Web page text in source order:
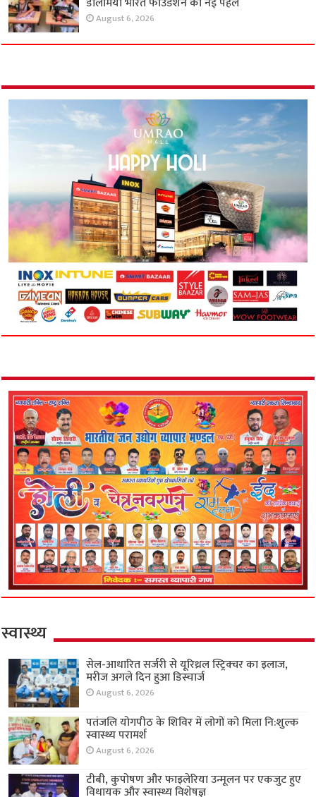
August 6, 2026
स्वास्थ्य
सेल-आधारित सर्जरी से यूरिथ्रल स्ट्रिक्चर का इलाज,
मरीज अगले दिन हुआ डिस्चार्ज
August 6, 2026
पतंजलि योगपीठ के शिविर में लोगों को मिला नि:शुल्क
स्वास्थ्य परामर्श
August 6, 2026
टीबी, कुपोषण और फाइलेरिया उन्मूलन पर एकजुट हुए
विधायक और स्वास्थ्य विशेषज्ञ